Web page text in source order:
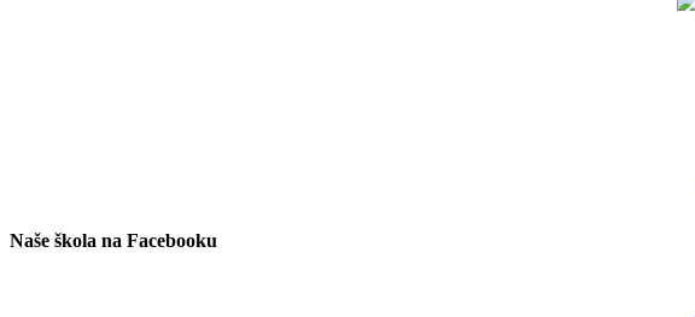
Naše škola na Facebooku